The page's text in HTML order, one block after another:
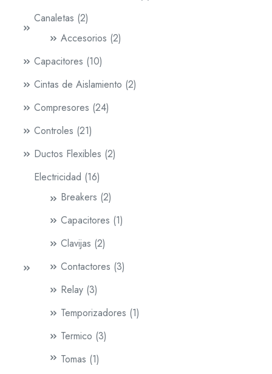
Canaletas 2
Accesorios 2
Capacitores 10
Cintas de Aislamiento 2
Compresores 24
Controles 21
Ductos Flexibles 2
Electricidad 16
Breakers 2
Capacitores 1
Clavijas 2
Contactores 3
Relay 3
Temporizadores 1
Termico 3
Tomas 1